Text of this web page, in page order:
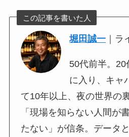
この記事を書いた人
堀田誠一 ｜ラ
50代前半。20
に入り、キャ
て10年以上、夜の世界の
「現場を知らない人間が
たない」が信条。データ